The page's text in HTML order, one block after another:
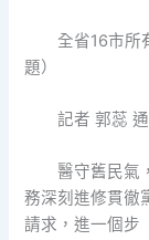
全省16市所
題）
記者 郭蕊
醫守舊民氣
務深刻進修貫徹
請求，進一個步